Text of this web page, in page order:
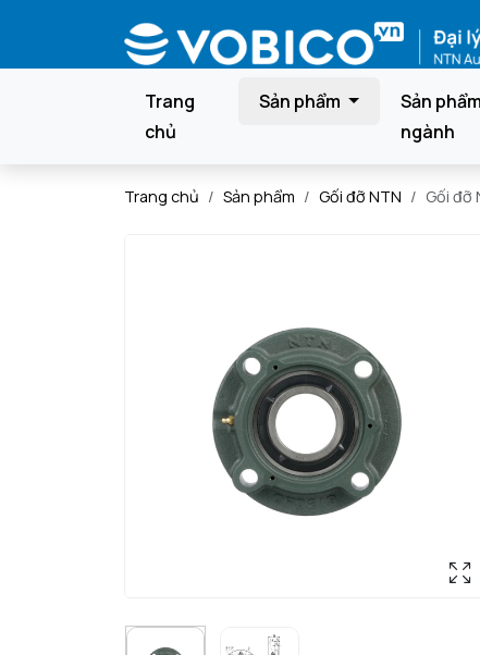
Trang
chủ
Sản phẩm
Sản
ngành
Trang chủ Sản phẩm Gối đỡ NTN Gối đỡ